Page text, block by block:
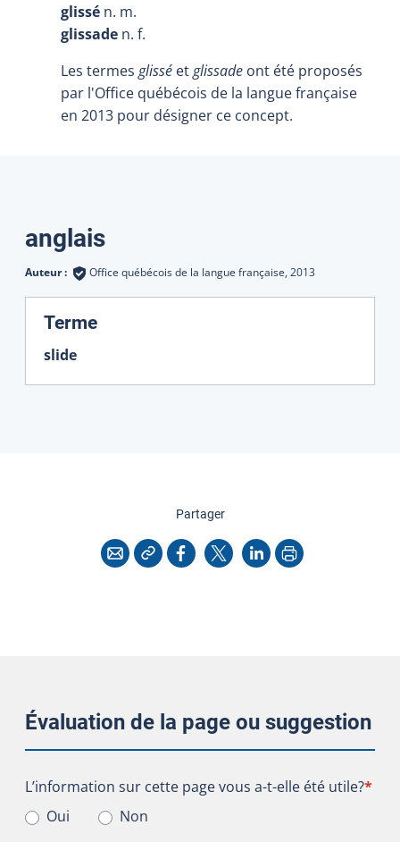
glissé n. m.
glissade n. f.
Les termes glissé etglissade ont été proposés
par l'Office québécois de la langue française
en 2013 pour désigner ce concept.
Traductions
anglais
Auteur : Office québécois de la langue française, 2013
Terme:
slide
Partagercette page
CourrielCopier l'adresse
Facebook
X LinkedInImprimer
Évaluation de la page ou suggestion
L’information sur cette page vous a-t-elle été utile?
L’information sur cette page vous a-t-elle été utile?*
Oui
Non